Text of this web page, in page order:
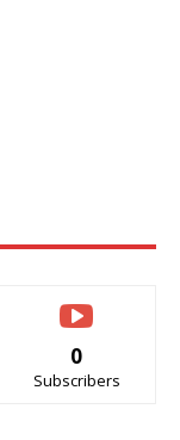
0
Subscribers